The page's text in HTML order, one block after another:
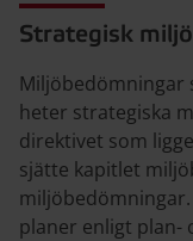
Strategisk
Miljöbedömningar
heter strategiska
direktivet som
sjätte kapitlet
planer enligt plan-